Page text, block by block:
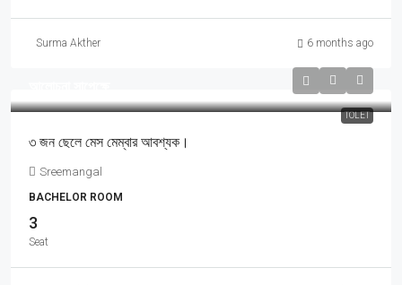
Surma Akther 6 months ago
TOLET
৩ জন ছেলে মেস মেম্বার আবশ্যক।
Sreemangal
BACHELOR ROOM
3
Seat